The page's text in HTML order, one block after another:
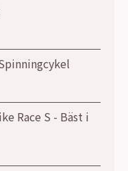
Race S - Bäst i